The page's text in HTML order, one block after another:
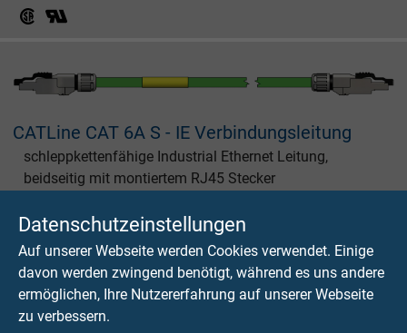
Datenschutzeinstellungen
Auf unserer Webseite werden Cookies verwendet. Einige
davon werden zwingend benötigt, während es uns andere
ermöglichen, Ihre Nutzererfahrung auf unserer Webseite
zu verbessern.
CATLine CAT 6A S - IE Verbindungsleitung
schleppkettenfähige Industrial Ethernet Leitung,
beidseitig mit montiertem RJ45 Stecker
S PN 667 - PN Verbindungsleitung